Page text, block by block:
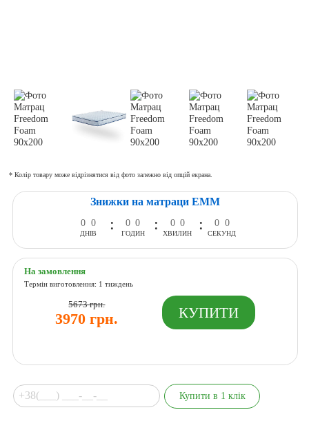
* Колір товару може відрізнятися від фото залежно від опцій екрана.
Знижки на матраци ЕММ
0 0
ДНІВ
: 0 0
ГОДИН
: 0 0
ХВИЛИН
: 0 0
СЕКУНД
На замовлення
Термін виготовлення: 1 тиждень
5673 грн.
3970 грн.